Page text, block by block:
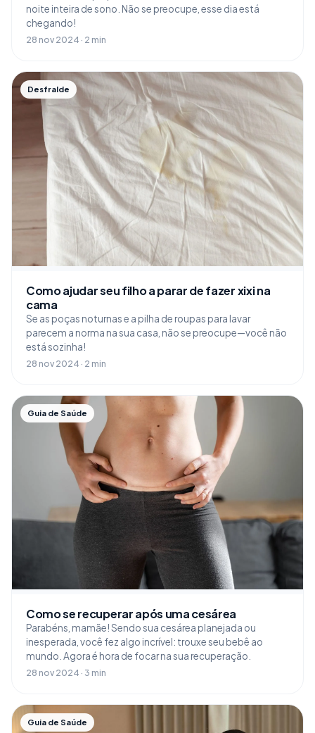
noite inteira de sono. Não se preocupe, esse dia está
chegando!
28 nov 2024 · 2 min
Desfralde
Como ajudar seu filho a parar de fazer xixi na
cama
Se as poças noturnas e a pilha de roupas para lavar
parecem a norma na sua casa, não se preocupe—você não
está sozinha!
28 nov 2024 · 2 min
Guia de Saúde
Como se recuperar após uma cesárea
Parabéns, mamãe! Sendo sua cesárea planejada ou
inesperada, você fez algo incrível: trouxe seu bebê ao
mundo. Agora é hora de focar na sua recuperação.
28 nov 2024 · 3 min
Guia de Saúde